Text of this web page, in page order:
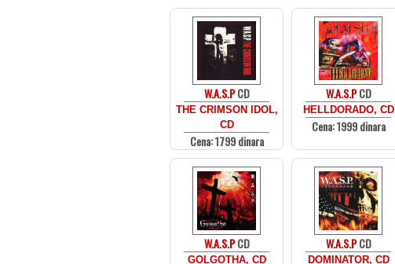
W.A.S.PCD
THE CRIMSON IDOL,
CD
Cena: 1799 dinara
W.A.S.PCD
HELLDORADO, CD
Cena: 1999 dinara
W.A.S.PCD
GOLGOTHA, CD
W.A.S.PCD
DOMINATOR, CD